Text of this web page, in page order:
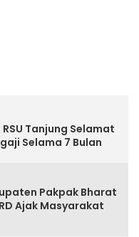
Tanjung Selamat
Selama 7 Bulan
Pakpak Bharat
Ajak Masyarakat